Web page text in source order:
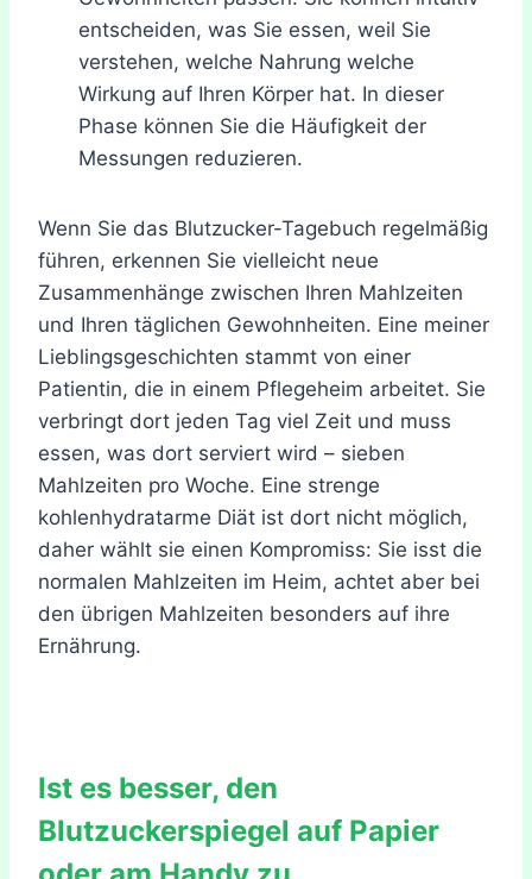
entscheiden, was Sie essen, weil Sie
verstehen, welche Nahrung welche
Wirkung auf Ihren Körper hat. In dieser
Phase können Sie die Häufigkeit der
Messungen reduzieren.
Wenn Sie das Blutzucker-Tagebuch regelmäßig
führen, erkennen Sie vielleicht neue
Zusammenhänge zwischen Ihren Mahlzeiten
und Ihren täglichen Gewohnheiten. Eine meiner
Lieblingsgeschichten stammt von einer
Patientin, die in einem Pflegeheim arbeitet. Sie
verbringt dort jeden Tag viel Zeit und muss
essen, was dort serviert wird – sieben
Mahlzeiten pro Woche. Eine strenge
kohlenhydratarme Diät ist dort nicht möglich,
daher wählt sie einen Kompromiss: Sie isst die
normalen Mahlzeiten im Heim, achtet aber bei
den übrigen Mahlzeiten besonders auf ihre
Ernährung.
Ist es besser, den
Blutzuckerspiegel auf Papier